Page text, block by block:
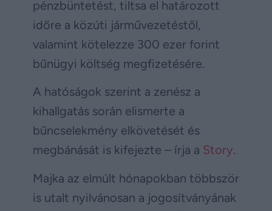
pénzbüntetést, tiltsa el határozott
időre a közúti járművezetéstől,
valamint kötelezze 300 ezer forint
bűnügyi költség megfizetésére.
A hatóságok szerint a zenész a
kihallgatás során elismerte a
bűncselekmény elkövetését és
megbánását is kifejezte – írja a Story.
Majka az elmúlt hónapokban többször
is utalt nyilvánosan a jogosítványának